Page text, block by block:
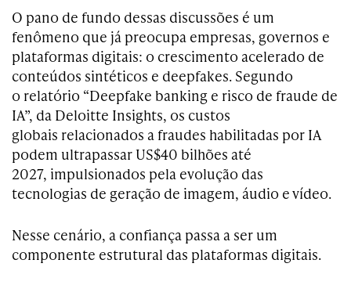
O pano de fundo dessas discussões é um
fenômeno que já preocupa empresas, governos e
plataformas digitais: o crescimento acelerado de
conteúdos sintéticos e deepfakes. Segundo
o relatório “Deepfake banking e risco de fraude de
IA”, da Deloitte Insights, os custos
globais relacionados a fraudes habilitadas por IA
podem ultrapassar US$40 bilhões até
2027, impulsionados pela evolução das
tecnologias de geração de imagem, áudio e vídeo.
Nesse cenário, a confiança passa a ser um
componente estrutural das plataformas digitais.